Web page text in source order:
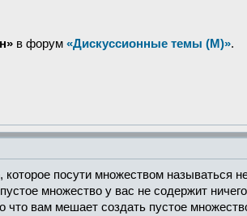
в форум «Дискуссионные темы (М)».
посути множеством называться
множество у вас не содержит
вам мешает создать пустое